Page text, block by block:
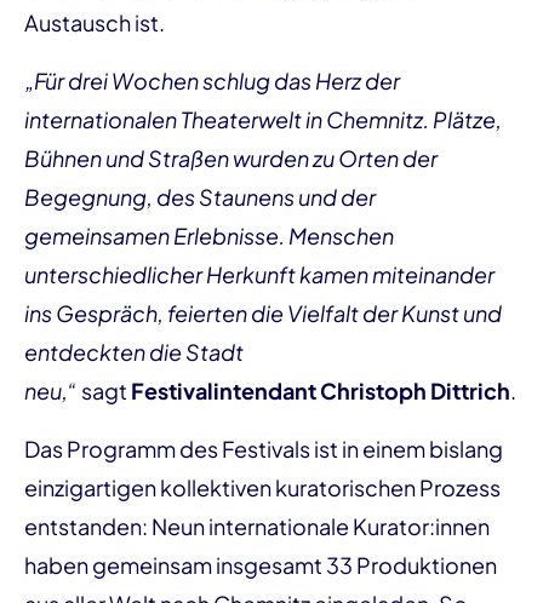
Austausch ist.
„Für drei Wochen schlug das Herz der
internationalen Theaterwelt in Chemnitz. Plätze,
Bühnen und Straßen wurden zu Orten der
Begegnung, des Staunens und der
gemeinsamen Erlebnisse. Menschen
unterschiedlicher Herkunft kamen miteinander
ins Gespräch, feierten die Vielfalt der Kunst und
entdeckten die Stadt
neu,“ sagt Festivalintendant Christoph Dittrich.
Das Programm des Festivals ist in einem bislang
einzigartigen kollektiven kuratorischen Prozess
entstanden: Neun internationale Kurator:innen
haben gemeinsam insgesamt 33 Produktionen